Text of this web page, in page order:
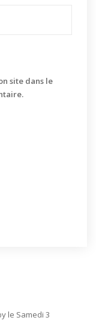
site dans le
le Samedi 3